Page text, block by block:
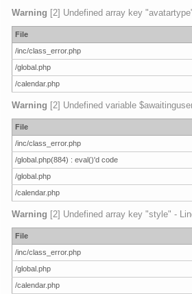
Warning [2] Undefined array key
File
/inc/class_error.php
/global.php
/calendar.php
Warning [2] Undefined variable
File
/inc/class_error.php
/global.php(884) : eval()'d code
/global.php
/calendar.php
Warning [2] Undefined array key "style" -
File
/inc/class_error.php
/global.php
/calendar.php